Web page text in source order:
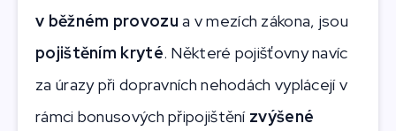
v běžném provozua v mezích zákona, jsou
pojištěním kryté. Některé pojišťovny navíc
za úrazy při dopravních nehodách vyplácejí v
rámci bonusových připojištění zvýšené